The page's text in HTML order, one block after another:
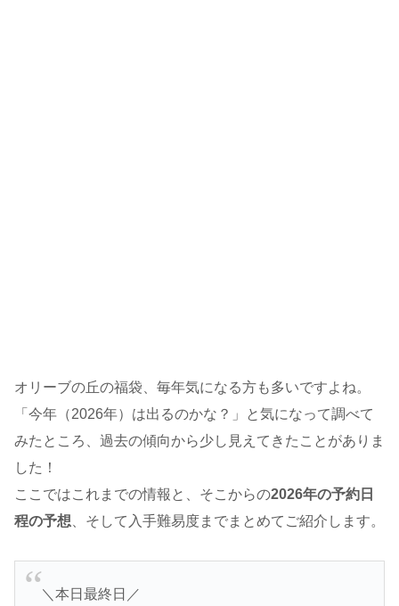
オリーブの丘の福袋、毎年気になる方も多いですよね。
「今年（2026年）は出るのかな？」と気になって調べて
みたところ、過去の傾向から少し見えてきたことがありま
した！
ここではこれまでの情報と、そこからの2026年の予約日
程の予想 、そして入手難易度までまとめてご紹介します。
＼本日最終日／